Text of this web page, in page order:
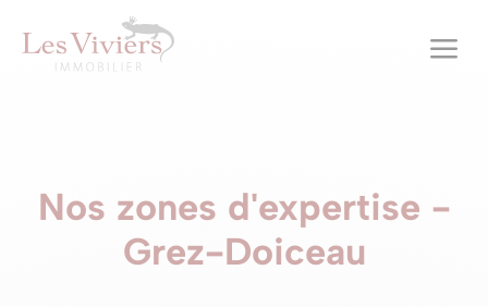
a
Nos zones d'expertise -
Grez-Doiceau